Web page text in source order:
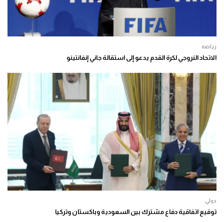
رياضة
الاتحاد النروجي لكرة القدم يدعو إلى استقالة جاني إنفانتينو
دولي
توقيع اتفاقية دفاع مشترك بين السعودية وباكستان وتركيا